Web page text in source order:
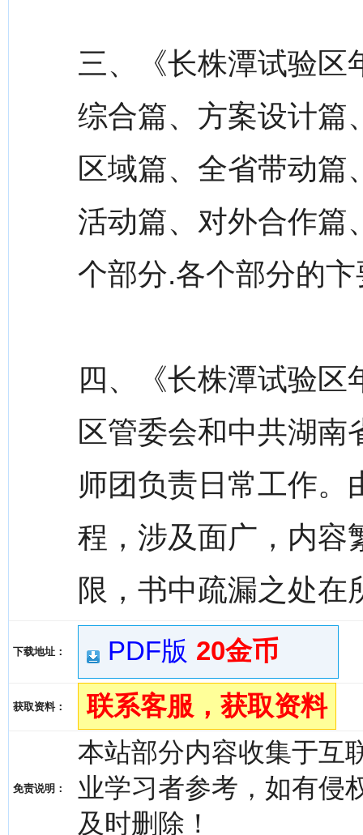
三、《长株潭试验区
综合篇、方案设计篇
区域篇、全省带动
活动篇、对外合作篇
个部分.各个部分的
四、《长株潭试验
区管委会和中共湖
师团负责日常工作。
程，涉及面广，内容
限，书中疏漏之处在
下载地址： PDF版 20金币
获取资料： 联系客服，获取资料
免责说明：
本站部分内容收集于互
业学习者参考，如有侵
及时删除！